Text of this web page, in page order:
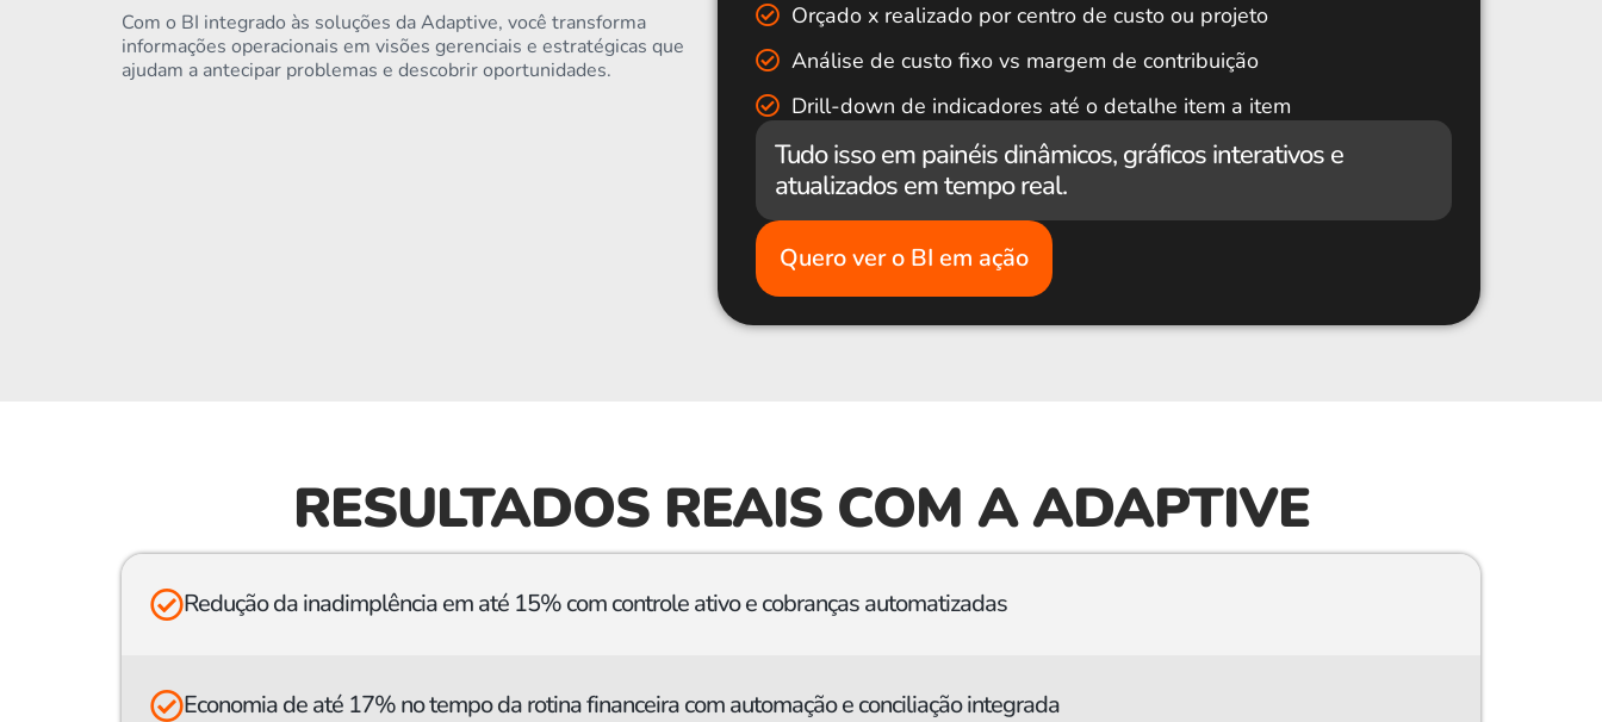
Com o BI integrado às soluções da Adaptive, você transforma
informações operacionais em visões gerenciais e estratégicas que
ajudam a antecipar problemas e descobrir oportunidades.
Orçado x realizado por centro de custo ou projeto
Análise de custo fixo vs margem de contribuição
Drill-down de indicadores até o detalhe item a item
Tudo isso em painéis dinâmicos, gráficos interativos e
atualizados em tempo real.
Quero ver o BI em ação
RESULTADOS REAIS COM A ADAPTIVE
Redução da inadimplência em até 15% com controle ativo e cobranças automatizadas
Economia de até 17% no tempo da rotina financeira com automação e conciliação integrada